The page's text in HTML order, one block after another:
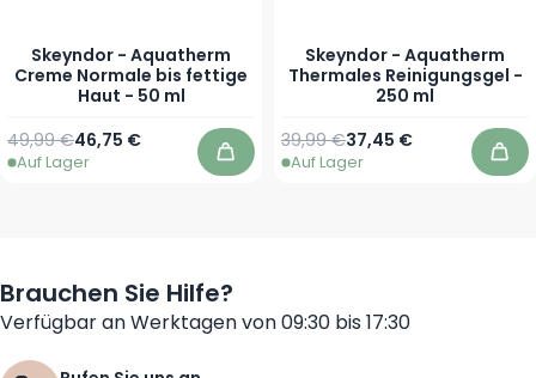
Skeyndor - Aquatherm
Creme Normale bis fettige
Haut - 50 ml
Sonderpreis
46,75 €
Regulärer Preis
49,99 €
Auf Lager In den Warenkorb
Skeyndor - Aquatherm
Thermales Reinigungsgel -
250 ml
Sonderpreis
37,45 €
Regulärer Preis
39,99 €
Auf Lager In
Brauchen Sie Hilfe?
Verfügbar an Werktagen von 09:30 bis 17:30